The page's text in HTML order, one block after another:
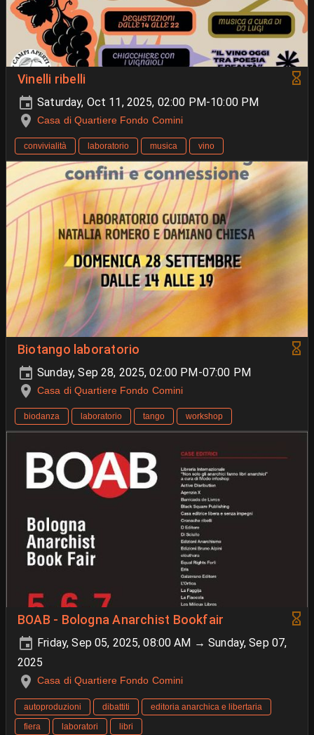
Vinelli ribelli
Saturday, Oct 11, 2025, 02:00 PM-10:00 PM
Casa di Quartiere Fondo Comini
convivialità laboratorio musica vino
Biotango laboratorio
Sunday, Sep 28, 2025, 02:00 PM-07:00 PM
Casa di Quartiere Fondo Comini
biodanza laboratorio tango workshop
BOAB - Bologna Anarchist Bookfair
Friday, Sep 05, 2025, 08:00 AM → Sunday, Sep 07,
2025
Casa di Quartiere Fondo Comini
autoproduzioni dibattiti
editoria anarchica e libertaria
fiera
laboratori libri